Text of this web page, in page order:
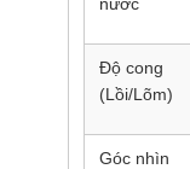
Độ cong
(Lồi/Lõm)
Góc nhìn